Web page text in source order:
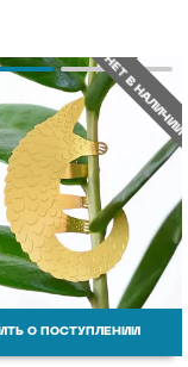
НЕТ В НАЛИЧИИ
О ПОСТУПЛЕНИИ